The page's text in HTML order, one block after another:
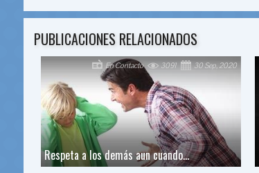
PUBLICACIONES RELACIONADOS
Respeta a los demás aun cuando…
30 Sep, 2020
3091
En Contacto